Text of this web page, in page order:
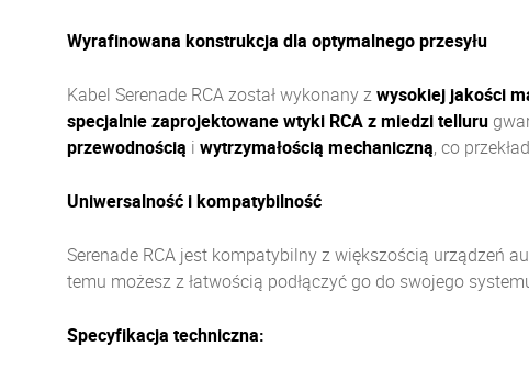
Wyrafinowana konstrukcja dla optymalnego przesyłu
Kabel Serenade RCA został wykonany zwysokiej jakości
specjalnie zaprojektowane wtyki RCA z miedzi telluru
przewodnością i wytrzymałością mechaniczną, co
Uniwersalność i kompatybilność
Serenade RCA jest kompatybilny z większością urządzeń
temu możesz z łatwością podłączyć go do swojego
Specyfikacja techniczna: